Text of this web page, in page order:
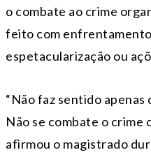
o combate ao crime
feito com
espetacularização ou
“Não faz sentido
Não se combate o crime
afirmou o magistrado